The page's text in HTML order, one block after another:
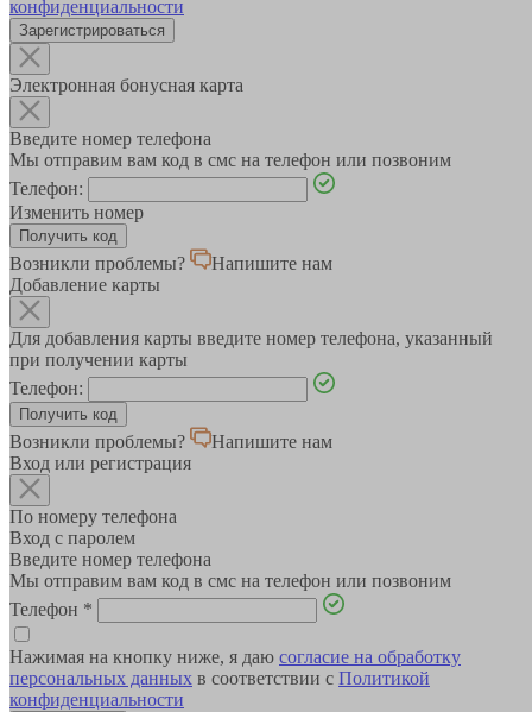
конфиденциальности
Зарегистрироваться
Электронная бонусная карта
Введите номер телефона
Мы отправим вам код в смс на телефон или позвоним
Телефон:
Изменить номер
Возникли проблемы?
Напишите нам
Добавление карты
Для добавления карты введите номер телефона, указанный
при получении карты
Телефон:
Возникли проблемы?
Напишите нам
Вход или регистрация
По номеру телефона
Вход с паролем
Введите номер телефона
Мы отправим вам код в смс на телефон или позвоним
Телефон *
Нажимая на кнопку ниже, я даю согласие на обработку
персональных данных в соответствии с Политикой
конфиденциальности